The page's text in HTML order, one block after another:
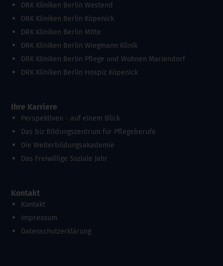
DRK Kliniken Berlin Westend
DRK Kliniken Berlin Köpenick
DRK Kliniken Berlin Mitte
DRK Kliniken Berlin Wiegmann Klinik
DRK Kliniken Berlin Pflege und Wohnen Mariendorf
DRK Kliniken Berlin Hospiz Köpenick
Ihre Karriere
Perspektiven - auf einem Blick
Das biz Bildungszentrum für Pflegeberufe
Die Weiterbildungsakademie
Das Freiwillige Soziale Jahr
Kontakt
Kontakt
Impressum
Datenschutzerklärung